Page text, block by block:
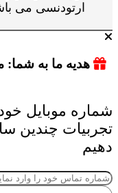
ارتودنسی می باشد ۱۵ مرداد 1405 ساعت
هدیه ما به شما:
شماره موبایل خود
تجربیات چندین
دهیم